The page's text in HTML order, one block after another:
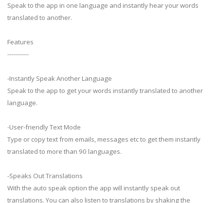
Speak to the app in one language and instantly hear your words
translated to another.
Features
-----------
-Instantly Speak Another Language
Speak to the app to get your words instantly translated to another
language.
-User-friendly Text Mode
Type or copy text from emails, messages etc to get them instantly
translated to more than 90 languages.
-Speaks Out Translations
With the auto speak option the app will instantly speak out
translations. You can also listen to translations by shaking the